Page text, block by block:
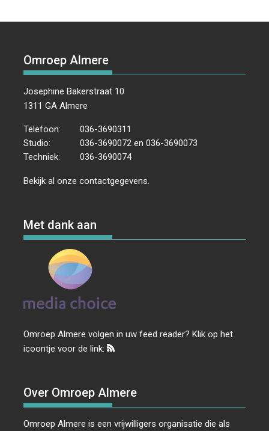
Omroep Almere
Josephine Bakerstraat 10
1311 GA Almere
Telefoon:
036-3690311
Studio:
036-3690072 en 036-3690073
Techniek:
036-3690074
Bekijk al onzecontactgegevens
Met dank aan
Omroep Almere volgen in uw feed reader? Klik op het
icoontje voor de link:
Over Omroep Almere
Omroep Almere is een vrijwilligers organisatie die als